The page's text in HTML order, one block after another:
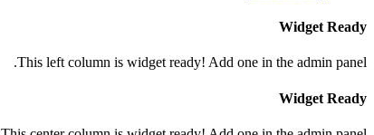
Widget Ready
This left column is widget ready! Add one in the admin panel.
Widget Ready